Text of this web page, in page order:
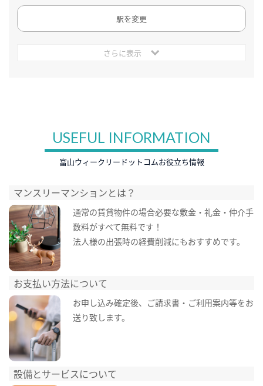
駅を変更
さらに表示
USEFUL INFORMATION
富山ウィークリードットコムお役立ち情報
マンスリーマンションとは？
通常の賃貸物件の場合必要な敷金・礼金・仲介手
数料がすべて無料です！
法人様の出張時の経費削減にもおすすめです。
お支払い方法について
お申し込み確定後、ご請求書・ご利用案内等をお
送り致します。
設備とサービスについて